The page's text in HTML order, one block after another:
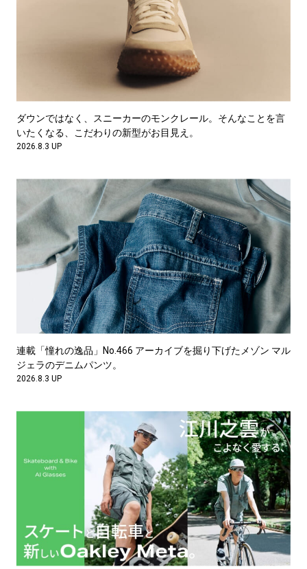
ダウンではなく、スニーカーのモンクレール。そんなことを言
いたくなる、こだわりの新型がお目見え。
2026.8.3 UP
連載「憧れの逸品」No.466 アーカイブを掘り下げたメゾン マル
ジェラのデニムパンツ。
2026.8.3 UP